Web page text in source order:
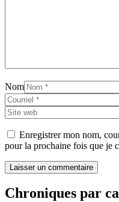
Nom
Enregistrer mon nom,
pour la prochaine fois que je
Chroniques par